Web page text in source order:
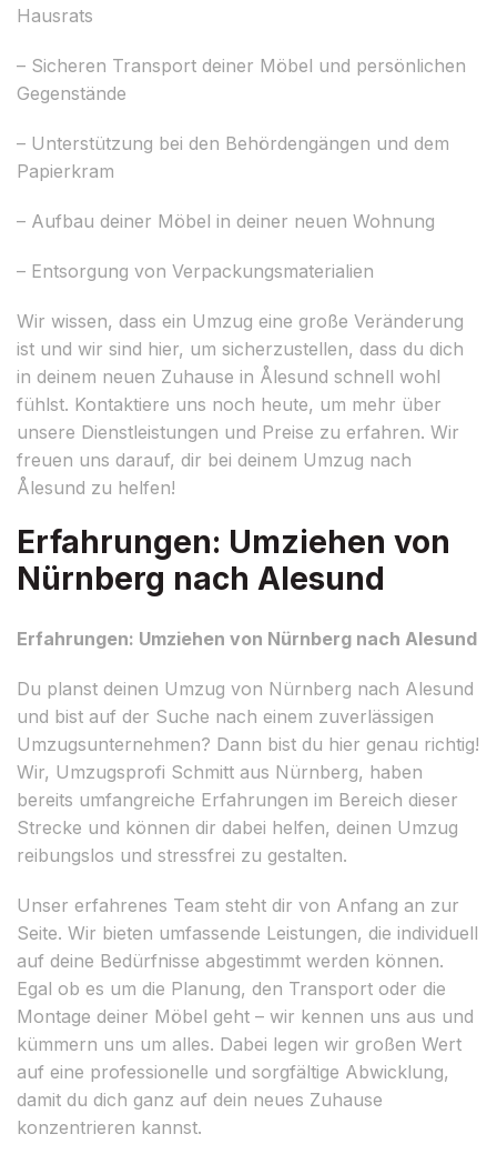
Hausrats
– Sicheren Transport deiner Möbel und persönlichen
Gegenstände
– Unterstützung bei den Behördengängen und dem
Papierkram
– Aufbau deiner Möbel in deiner neuen Wohnung
– Entsorgung von Verpackungsmaterialien
Wir wissen, dass ein Umzug eine große Veränderung
ist und wir sind hier, um sicherzustellen, dass du dich
in deinem neuen Zuhause in Ålesund schnell wohl
fühlst. Kontaktiere uns noch heute, um mehr über
unsere Dienstleistungen und Preise zu erfahren. Wir
freuen uns darauf, dir bei deinem Umzug nach
Ålesund zu helfen!
Erfahrungen: Umziehen von
Nürnberg nach Alesund
Erfahrungen: Umziehen von Nürnberg nach Alesund
Du planst deinen Umzug von Nürnberg nach Alesund
und bist auf der Suche nach einem zuverlässigen
Umzugsunternehmen? Dann bist du hier genau richtig!
Wir, Umzugsprofi Schmitt aus Nürnberg, haben
bereits umfangreiche Erfahrungen im Bereich dieser
Strecke und können dir dabei helfen, deinen Umzug
reibungslos und stressfrei zu gestalten.
Unser erfahrenes Team steht dir von Anfang an zur
Seite. Wir bieten umfassende Leistungen, die individuell
auf deine Bedürfnisse abgestimmt werden können.
Egal ob es um die Planung, den Transport oder die
Montage deiner Möbel geht – wir kennen uns aus und
kümmern uns um alles. Dabei legen wir großen Wert
auf eine professionelle und sorgfältige Abwicklung,
damit du dich ganz auf dein neues Zuhause
konzentrieren kannst.